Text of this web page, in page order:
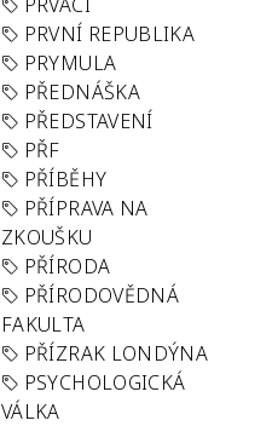
PRVNÍ REPUBLIKA
PRYMULA
PŘEDNÁŠKA
PŘEDSTAVENÍ
PŘF
PŘÍBĚHY
PŘÍPRAVA NA
ZKOUŠKU
PŘÍRODA
PŘÍRODOVĚDNÁ
FAKULTA
PŘÍZRAK LONDÝNA
PSYCHOLOGICKÁ
VÁLKA